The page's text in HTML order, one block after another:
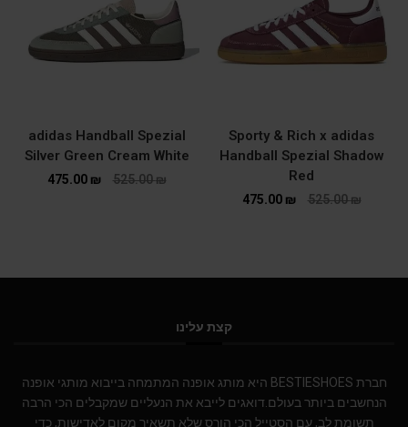
Sporty & Rich x adidas
Handball Spezial Shadow
Red
525.00₪
475.00 ₪
adidas Handball Spezial
Silver Green Cream White
525.00₪
475.00 ₪
קצת עלינו
חברת BESTIESHOES היא מותג אופנה המתמחה בייבוא מותגי אופנה
הנחשבים ביותר בעולם.דואגים לייבא את הנעליים שמקבלים הכי הרבה
תשומת לב, עם הסטייל הכי הורס שלא תשאיר מקום לאדישות, כדי